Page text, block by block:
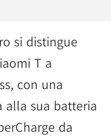
si distingue
T a
con una
alla sua batteria
da